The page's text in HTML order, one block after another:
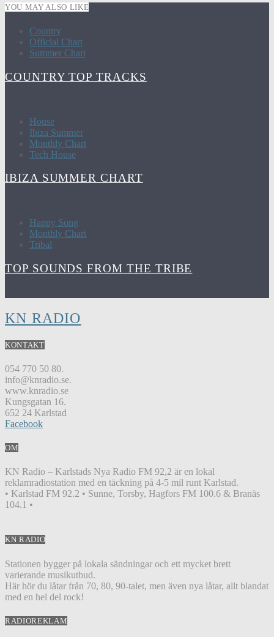
YOU MAY ALSO LIKE
Country
Official Chart
Summer Chart
COUNTRY TOP TRACKS
House
Ibiza Summer
Monthly Chart
Tech House
IBIZA SUMMER CHART
Happy Song
Monthly Chart
Tribal
TOP SOUNDS FROM THE TRIBE
KN RADIO
KONTAKT
054 770 50 80.
info@knradio.se.
www.knradio.se
Kungsgatan 16.
652 24 Karlstad
Facebook
OM
KN Radio – Karlstads Nya Radio FM 92,2 är en lokal
reklamradiostation med en täckning på 4-5 mil runt Karlstad.
• Karlstad FM 92.2 • Sunne, Torsby, Hagfors FM 100.6 & Branäs
104.1 •
KN RADIO
Stationen bygger på lokala sändningar och ett mycket brett
varierande musikutbud.
Här hör du låtar från 70, 80, 90-talet, men även nya låtar, allt blandat
med en hel del rock!
RADIOREKLAM